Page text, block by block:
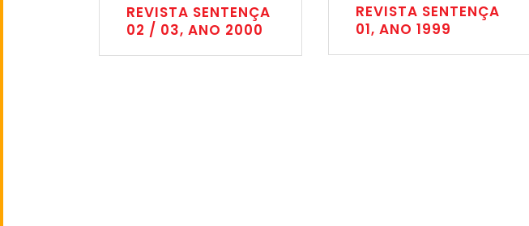
REVISTA SENTENÇA
02 / 03, ANO 2000
REVISTA SENTENÇA
01, ANO 1999